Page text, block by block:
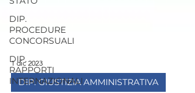
DIP.
PROCEDURE
CONCORSUALI
DIP.
RAPPORTI
INTERNAZIONALI
1 dic 2023